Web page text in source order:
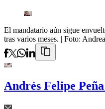
El mandatario aún sigue
tras varios meses. | Foto:
Andrés Felipe